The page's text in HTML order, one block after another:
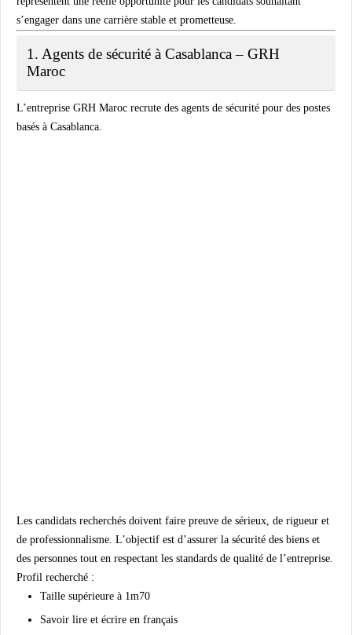
s’engager dans une carrière stable et prometteuse.
1. Agents de sécurité à Casablanca – GRH
Maroc
L’entreprise GRH Maroc recrute des agents de sécurité pour des postes
basés à Casablanca
Les candidats recherchés doivent faire preuve de sérieux, de rigueur et
de professionnalisme. L’objectif est d’assurer la sécurité des biens et
des personnes tout en respectant les standards de qualité de l’entreprise.
Profil recherché :
Taille supérieure à 1m70
Savoir lire et écrire en français